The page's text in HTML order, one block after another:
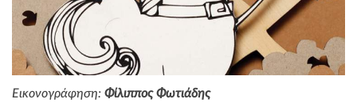
Εικονογράφηση: Φίλιππος Φωτιάδης